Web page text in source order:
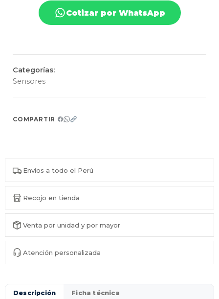
Cotizar por WhatsApp
Categorías:
Sensores
COMPARTIR
Envíos a todo el Perú
Recojo en tienda
Venta por unidad y por mayor
Atención personalizada
Descripción Ficha técnica